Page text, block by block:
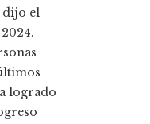
dijo el
logrado